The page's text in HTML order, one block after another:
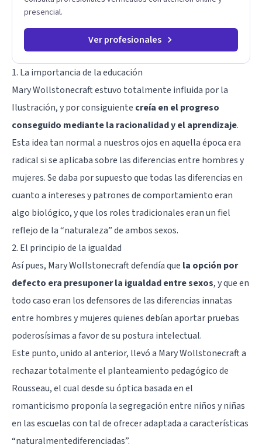
presencial.
Ver profesionales
1. La importancia de la educación
Mary Wollstonecraft estuvo totalmente influida por la
Ilustración, y por consiguiente creía en el progreso
conseguido mediante la racionalidad y el aprendizaje.
Esta idea tan normal a nuestros ojos en aquella época era
radical si se aplicaba sobre las diferencias entre hombres y
mujeres. Se daba por supuesto que todas las diferencias en
cuanto a intereses y patrones de comportamiento eran
algo biológico, y que los roles tradicionales eran un fiel
reflejo de la “naturaleza” de ambos sexos.
2. El principio de la igualdad
Así pues, Mary Wollstonecraft defendía que la opción por
defecto era presuponer la igualdad entre sexos, y que en
todo caso eran los defensores de las diferencias innatas
entre hombres y mujeres quienes debían aportar pruebas
poderosísimas a favor de su postura intelectual.
Este punto, unido al anterior, llevó a Mary Wollstonecraft a
rechazar totalmente el planteamiento pedagógico de
Rousseau, el cual desde su óptica basada en el
romanticismo proponía la segregación entre niños y niñas
en las escuelas con tal de ofrecer adaptada a características
“naturalmentediferenciadas”.